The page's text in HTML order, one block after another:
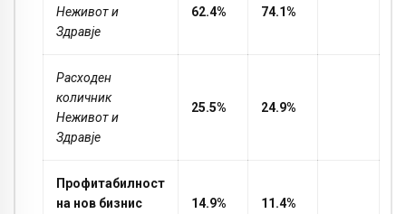
Неживот и
Здравје
62.4% 74.1%
Расходен
количник
Неживот и
Здравје
25.5% 24.9%
Профитабилност
на нов бизнис
14.9% 11.4%